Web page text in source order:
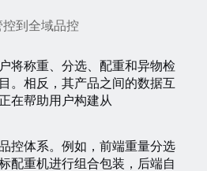
到全域品控
将称重、分选、配重和异物检
。相反，其产品之间的数据互
在帮助用户构建从
控体系。例如，前端重量分选
配重机进行组合包装，后端自